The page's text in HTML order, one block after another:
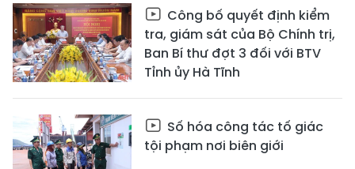
Công bố quyết định kiểm
tra, giám sát của Bộ Chính trị,
Ban Bí thư đợt 3 đối với BTV
Tỉnh ủy Hà Tĩnh
Số hóa công tác tố giác
tội phạm nơi biên giới